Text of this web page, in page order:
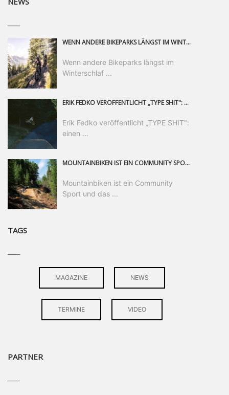
WENN ANDERE BIKEPARKS LÄNGST IM WINTERSCHLAF SIND, IST MAN IN SAALFELDEN LEOGANG IMMER NOCH AM MOUNTAINBIKEN. IST DER HERBST DIE SCHÖNSTE ZEIT DES JAHRES? AUF DEN TRAILS RUND UM SAALFELDEN LEOGANG UND IM EPIC BIKEPARK LEOGANG IST ER DAS AUF JEDEN FALL – UND DIE GEFÜHLT DIE LÄNGSTE NOCH DAZU. NOCH BIS MINDESTENS 8. NOVEMBER STEHT DAS PINZGAUER MOUNTAINBIKE-PARADIES ALLEN RIDERN OFFEN, DIE EINFACH NICHT GENUG KRIEGEN KÖNNEN. DABEI HÄLT DIE GOLDENE JAHRESZEIT IN SAALFELDEN LEOGANG WEIT MEHR ALS LINES, TRAILS UND HERBSTPANORAMEN BEREIT: MIT DEM BIKE FESTIVAL, VERSCHIEDENEN LADIES SHRED EVENTS UND EINEM DIE GESAMTE SAISON ANDAUERNDEN PHOTO CONTEST ZUM 25-JÄHRIGEN BIKEPARK-JUBILÄUM GIBT ES RUND UM ÖSTERREICHS ÄLTESTEN BIKEPARK EINIGES ZU ERLEBEN.
Wenn andere Bikeparks längst im
Winterschlaf ...
ERIK FEDKO VERÖFFENTLICHT „TYPE SHIT": EINEN 23-MINÜTIGEN MOUNTAINBIKE-FILM, ÜBER DREI JAHRE RUND UM DIE WELT GEDREHT. ZEITGLEICH LAUNCHT ER DIE GLEICHNAMIGE KOLLEKTION SEINER BRAND TYPE. EIN SEGMENT DES FILMS ERSCHEINT SEPARAT AUF RED BULL BIKE.
Erik Fedko veröffentlicht „TYPE SHIT":
einen ...
MOUNTAINBIKEN IST EIN COMMUNITY SPORT UND DAS BEWEIST SICH IN DER BIKE REPUBLIC SÖLDEN GERADE EINDRUCKSVOLL AUF ALLEN LEVELN. FREERIDE PROFI, SHAPERIN UND FRISCH GEWÄHLTE SWATCH NINES MVP VERO SANDLER IST BEGEISTERT VON DER VIELFALT DER BIKE DESTINATION, DER NEUEN JUMPLINE UND PLÄDIERT FÜR MUT BEI (FRAUEN) COMMUNITIES. VERO UND IHR VERLOBTER SAM HODGES VERBRINGEN MEHRERE MONATE IN DER BIKE REPUBLIC UND LASSEN UNS DARAN TEILHABEN. UM COMMUNITY GEHT ES AUCH BEI DER PARTNERSCHAFT ZWISCHEN SÖLDEN UND DEM NEUEN RIDERS PARK DONOVALY IN DER SLOWAKEI: DER DORTIGE TOURISMUSDIREKTOR JIRI PEC IST ÜBERZEUGT: VON MEHR BIKEPARKS PROFITIERT DIE GANZE MTB-SZENE – UND MIT DOMINIK LINSER, GESCHÄFTSFÜHRER DER BRS, HAT ER DAMIT DEN PERFEKTEN PARTNER GEFUNDEN.
Mountainbiken ist ein Community
Sport und das ...
TAGS
MAGAZINE NEWS
TERMINE VIDEO
PARTNER